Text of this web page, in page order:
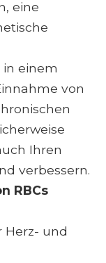
eine
in einem
von
Ihren
verbessern.
RBCs
Herz- und